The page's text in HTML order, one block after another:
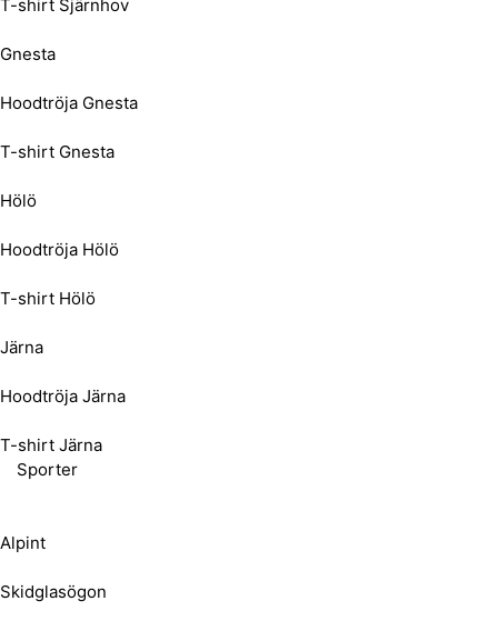
T-shirt Sjärnhov
Gnesta
Hoodtröja Gnesta
T-shirt Gnesta
Hölö
Hoodtröja Hölö
T-shirt Hölö
Järna
Hoodtröja Järna
T-shirt Järna
Sporter
Alpint
Skidglasögon